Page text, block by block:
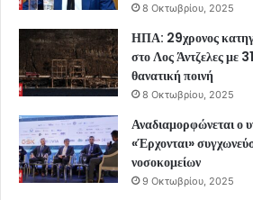
8 Οκτωβρίου, 2025
ΗΠΑ: 29χρονος
στο Λος Άντζελες με
θανατική ποινή
8 Οκτωβρίου, 2025
Αναδιαμορφώνεται ο
«Έρχονται»
νοσοκομείων
9 Οκτωβρίου, 2025